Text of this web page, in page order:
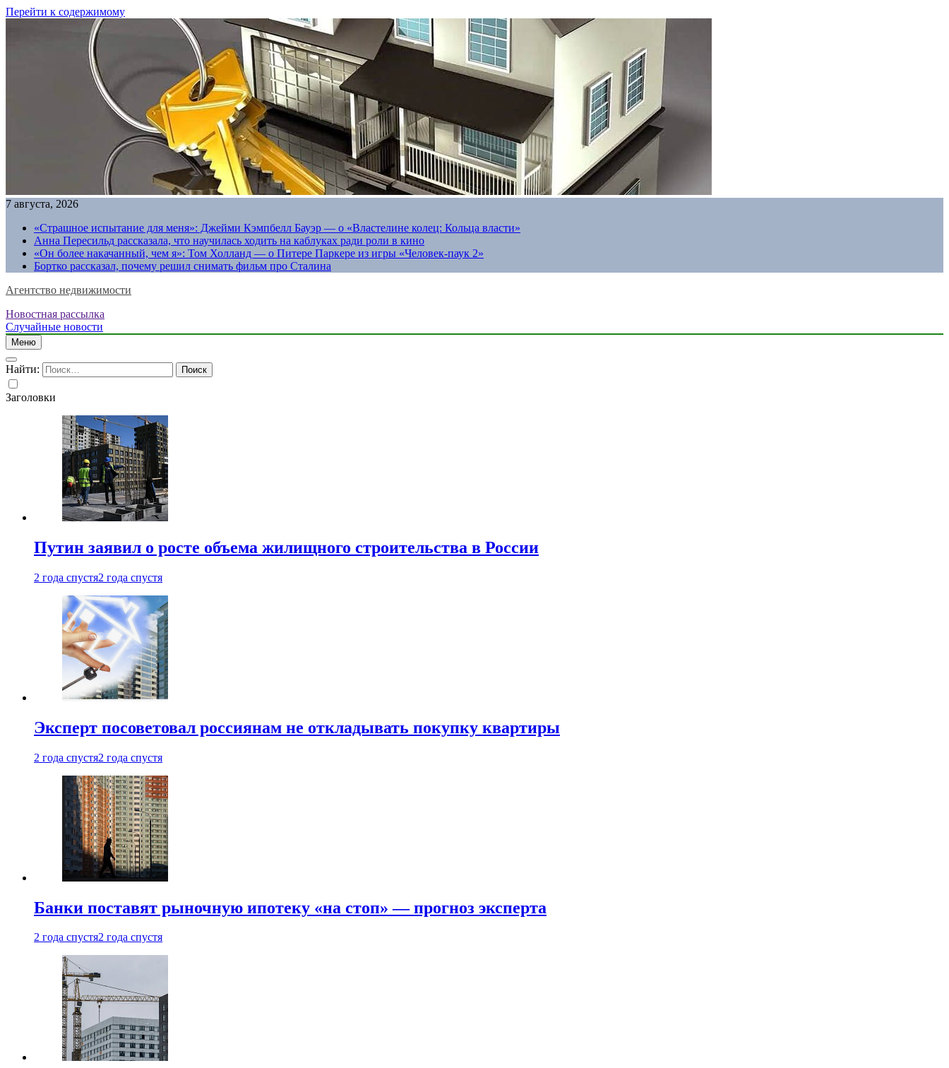
Перейти к содержимому
7 августа, 2026
«Страшное испытание для меня»: Джейми Кэмпбелл Бауэр — о «Властелине колец: Кольца власти»
Анна Пересильд рассказала, что научилась ходить на каблуках ради роли в кино
«Он более накачанный, чем я»: Том Холланд — о Питере Паркере из игры «Человек-паук 2»
Бортко рассказал, почему решил снимать фильм про Сталина
Агентство недвижимости
Новостная рассылка
Случайные новости
Меню
Найти:
Заголовки
Путин заявил о росте объема жилищного строительства в России
2 года спустя2 года спустя
Эксперт посоветовал россиянам не откладывать покупку квартиры
2 года спустя2 года спустя
Банки поставят рыночную ипотеку «на стоп» — прогноз эксперта
2 года спустя2 года спустя